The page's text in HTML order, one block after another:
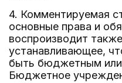
4. Комментируемая
основные права и
воспроизводит
устанавливающее,
быть бюджетным
Бюджетное